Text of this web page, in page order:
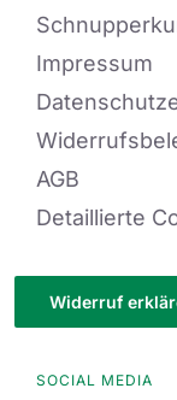
Impressum
AGB
Detaillierte
Widerruf
SOCIAL MEDIA